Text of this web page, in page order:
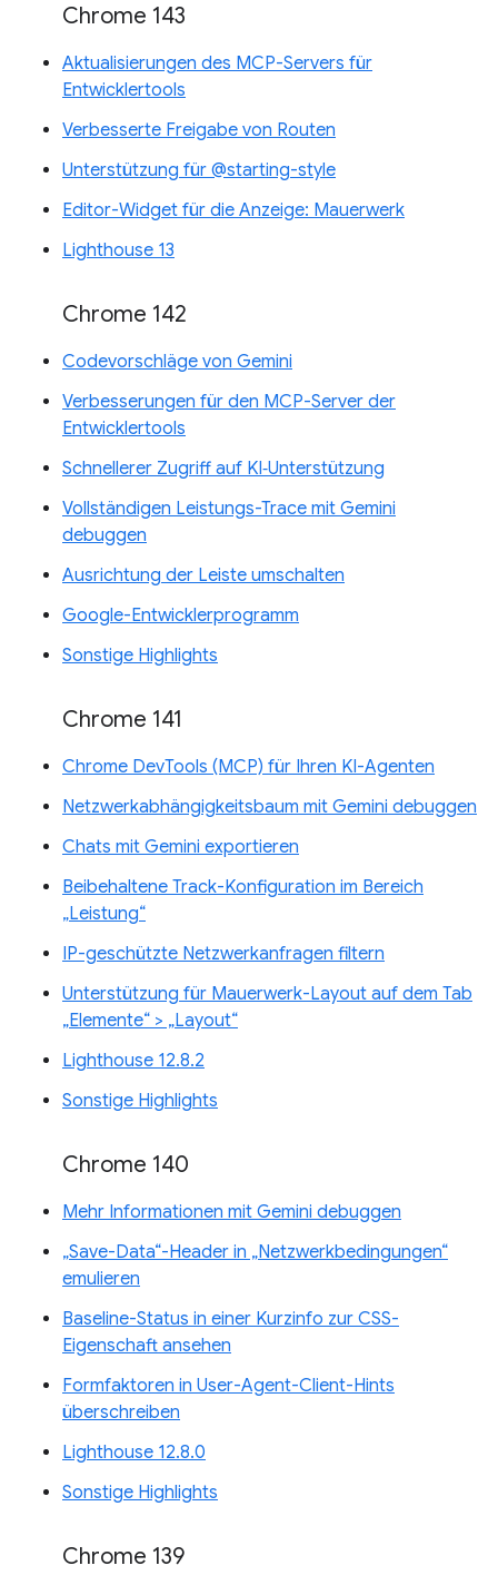
Chrome 143
Aktualisierungen des MCP-Servers für
Entwicklertools
Verbesserte Freigabe von Routen
Unterstützung für @starting-style
Editor-Widget für die Anzeige: Mauerwerk
Lighthouse 13
Chrome 142
Codevorschläge von Gemini
Verbesserungen für den MCP-Server der
Entwicklertools
Schnellerer Zugriff auf KI‑Unterstützung
Vollständigen Leistungs-Trace mit Gemini
debuggen
Ausrichtung der Leiste umschalten
Google-Entwicklerprogramm
Sonstige Highlights
Chrome 141
Chrome DevTools (MCP) für Ihren KI-Agenten
Netzwerkabhängigkeitsbaum mit Gemini debuggen
Chats mit Gemini exportieren
Beibehaltene Track-Konfiguration im Bereich
„Leistung“
IP-geschützte Netzwerkanfragen filtern
Unterstützung für Mauerwerk-Layout auf dem Tab
„Elemente“ > „Layout“
Lighthouse 12.8.2
Sonstige Highlights
Chrome 140
Mehr Informationen mit Gemini debuggen
„Save-Data“-Header in „Netzwerkbedingungen“
emulieren
Baseline-Status in einer Kurzinfo zur CSS-
Eigenschaft ansehen
Formfaktoren in User-Agent-Client-Hints
überschreiben
Lighthouse 12.8.0
Sonstige Highlights
Chrome 139